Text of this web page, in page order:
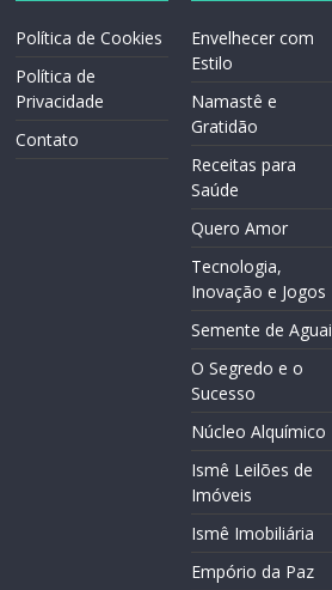
Política de Cookies
Política de
Privacidade
Contato
Envelhecer com
Estilo
Namastê e
Gratidão
Receitas para
Saúde
Quero Amor
Tecnologia,
Inovação e Jogos
Semente de Aguai
O Segredo e o
Sucesso
Núcleo Alquímico
Ismê Leilões de
Imóveis
Ismê Imobiliária
Empório da Paz